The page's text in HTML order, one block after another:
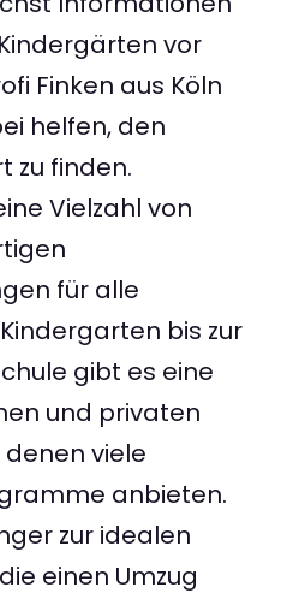
vor
Finken aus Köln
helfen, den
zu finden.
Vielzahl von
für alle
bis zur
gibt es eine
und privaten
denen viele
anbieten.
zur idealen
einen Umzug